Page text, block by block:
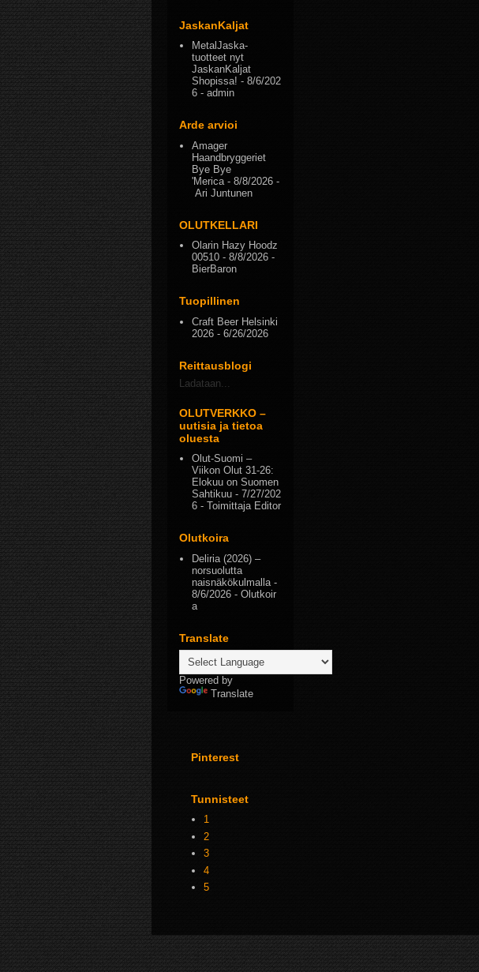
JaskanKaljat
MetalJaska-
tuotteet nyt
JaskanKaljat
Shopissa! - 8/6/202
6 - admin
Arde arvioi
Amager
Haandbryggeriet
Bye Bye
'Merica - 8/8/2026 -
Ari Juntunen
OLUTKELLARI
Olarin Hazy Hoodz
00510 - 8/8/2026 -
BierBaron
Tuopillinen
Craft Beer Helsinki
2026 - 6/26/2026
Reittausblogi
Ladataan...
OLUTVERKKO –
uutisia ja tietoa
oluesta
Olut-Suomi –
Viikon Olut 31-26:
Elokuu on Suomen
Sahtikuu - 7/27/202
6 - Toimittaja Editor
Olutkoira
Deliria (2026) –
norsuolutta
naisnäkökulmalla -
8/6/2026 - Olutkoir
a
Translate
Powered by
Translate
Pinterest
Tunnisteet
1
2
3
4
5